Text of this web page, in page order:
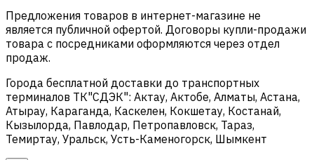
Предложения товаров в интернет-магазине не
является публичной офертой. Договоры купли-продажи
товара с посредниками оформляются через отдел
продаж.
Города бесплатной доставки до транспортных
терминалов ТК"СДЭК": Актау, Актобе, Алматы, Астана,
Атырау, Караганда, Каскелен, Кокшетау, Костанай,
Кызылорда, Павлодар, Петропавловск, Тараз,
Темиртау, Уральск, Усть-Каменогорск, Шымкент